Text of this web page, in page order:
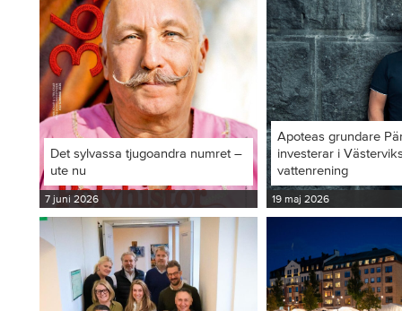
Det sylvassa tjugoandra numret –
ute nu
7 juni 2026
Apoteas grundare
investerar i
vattenrening
19 maj 2026